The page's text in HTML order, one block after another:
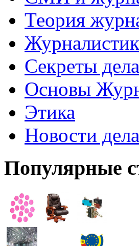
Теория
Секреты дела
Основы
Этика
Новости дела
Популярные